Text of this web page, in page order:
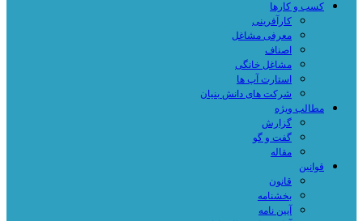
کسب و کارها
کارآفرینی
معرفی مشاغل
اصناف
مشاغل خانگی
استارت آپ ها
شرکت های دانش بنیان
مطالب ویژه
گزارش
گفت و گو
مقاله
قوانین
قانون
بخشنامه
آیین نامه